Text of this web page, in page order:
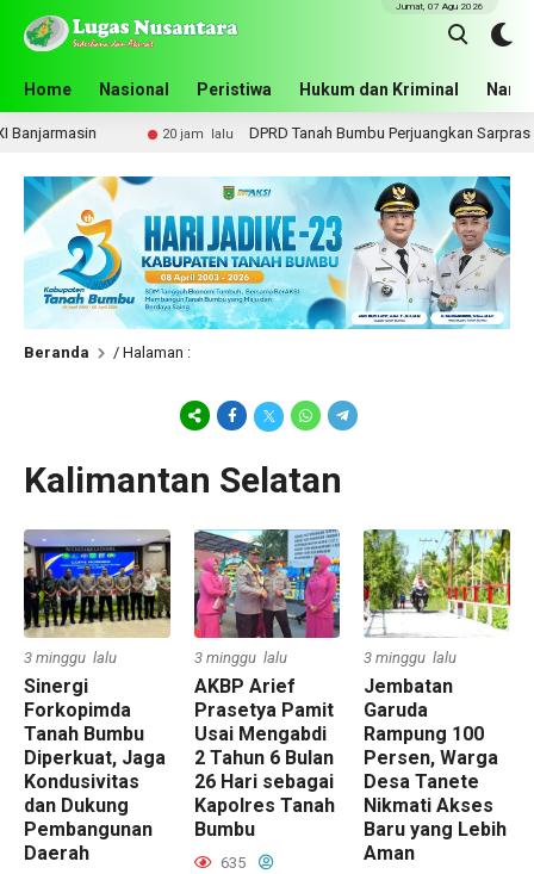
Home Nasional Peristiwa Hukum dan Kriminal
Jumat, 07 Agu 2026
20 jam lalu DPRD Tanah Bumbu Perjuangkan Sarpras dan
Beranda / Halaman :
Kalimantan Selatan
3 minggu lalu
Sinergi
Forkopimda
Tanah Bumbu
Diperkuat, Jaga
Kondusivitas
dan Dukung
Pembangunan
Daerah
3 minggu lalu
AKBP Arief
Prasetya Pamit
Usai Mengabdi
2 Tahun 6 Bulan
26 Hari sebagai
Kapolres Tanah
Bumbu
635
3 minggu lalu
Jembatan
Garuda
Rampung 100
Persen, Warga
Desa Tanete
Nikmati Akses
Baru yang Lebih
Aman